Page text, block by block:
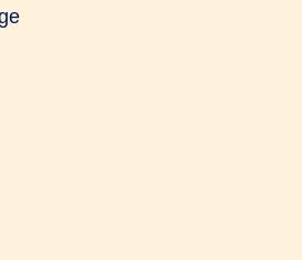
im
können Ihre
vor